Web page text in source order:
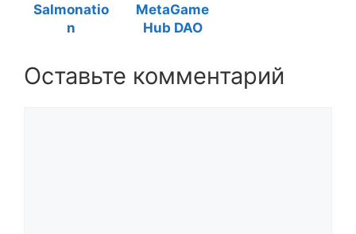
Salmonatio
n
MetaGame
Hub DAO
Оставьте комментарий